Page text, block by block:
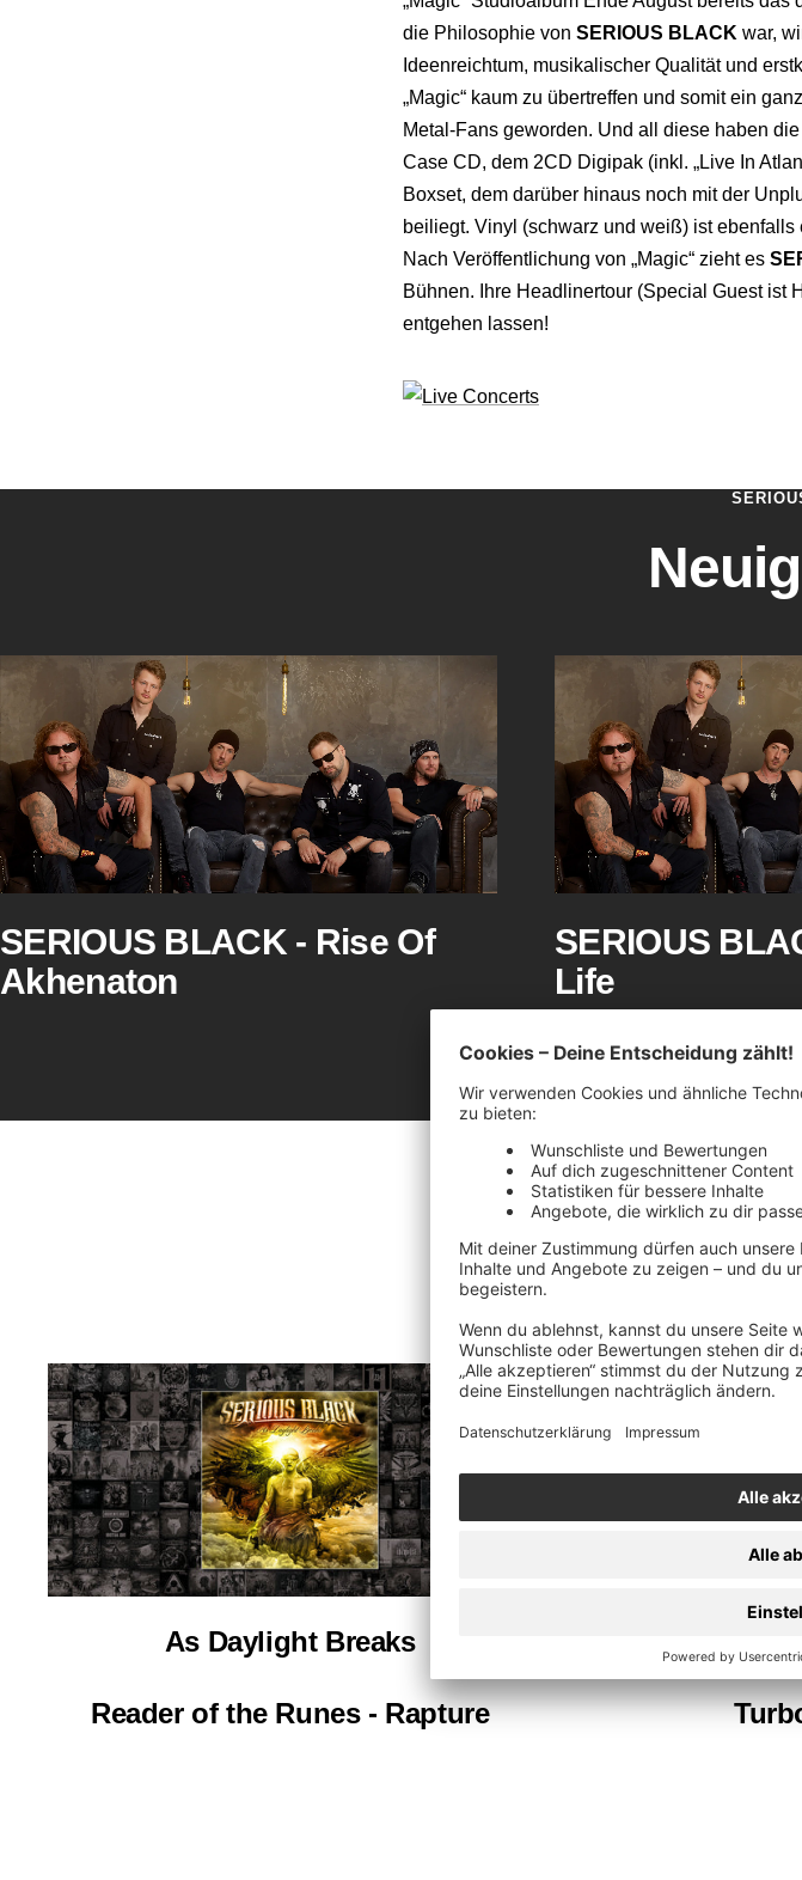
die Philosophie von SERIOUS BLACK war,
Ideenreichtum, musikalischer Qualität und
„Magic“ kaum zu übertreffen und somit ein
Metal-Fans geworden. Und all diese haben
Case CD, dem 2CD Digipak (inkl. „Live In
Boxset, dem darüber hinaus noch mit der
beiliegt. Vinyl (schwarz und weiß) ist ebenfalls
Nach Veröffentlichung von „Magic“ zieht es
Bühnen. Ihre Headlinertour (Special Guest ist
entgehen lassen!
SERIOUS BLACK - Rise Of
Akhenaton
SERIOUS
Life
ALLE
As Daylight Breaks
Reader of the Runes - Rapture